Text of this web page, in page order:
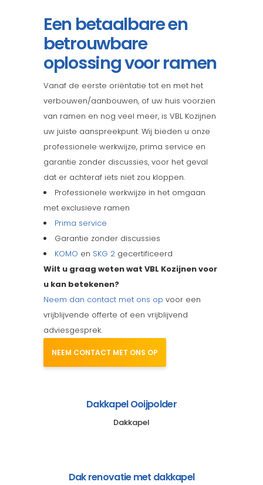
Een betaalbare en
betrouwbare
oplossing voor ramen
Vanaf de eerste oriëntatie tot en met het
verbouwen/aanbouwen, of uw huis voorzien
van ramen en nog veel meer, is VBL Kozijnen
uw juiste aanspreekpunt. Wij bieden u onze
professionele werkwijze, prima service en
garantie zonder discussies, voor het geval
dat er achteraf iets niet zou kloppen.
Professionele werkwijze in het omgaan
met exclusieve ramen
Prima service
Garantie zonder discussies
KOMO en SKG 2 gecertificeerd
Wilt u graag weten wat VBL Kozijnen voor
u kan betekenen?
Neem dan contact met ons op voor een
vrijblijvende offerte of een vrijblijvend
adviesgesprek.
NEEM CONTACT MET ONS OP
Dakkapel Ooijpolder
Dakkapel
Dak renovatie met dakkapel